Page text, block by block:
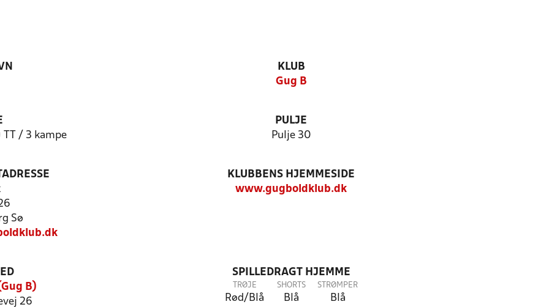
KLUB
Gug B
TT / 3 kampe
PULJE
Pulje 30
Sø
KLUBBENS HJEMMESIDE
www.gugboldklub.dk
B)
26
SPILLEDRAGT HJEMME
TRØJE
Rød/Blå
SHORTS
Blå
STRØMPER
Blå